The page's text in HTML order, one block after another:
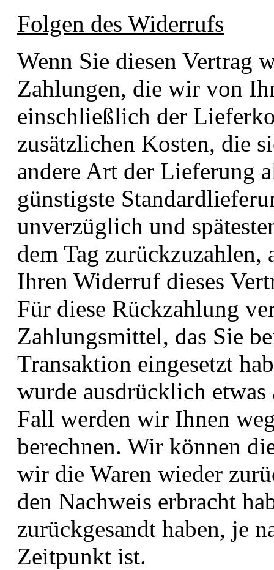
Folgen des Widerrufs
Wenn Sie diesen Vertrag
Zahlungen, die wir von
einschließlich der
zusätzlichen Kosten, die
andere Art der Lieferung
günstigste
unverzüglich und
dem Tag
Ihren Widerruf dieses
Für diese Rückzahlung
Zahlungsmittel, das Sie
Transaktion eingesetzt
wurde ausdrücklich
Fall werden wir Ihnen
berechnen. Wir können
wir die Waren wieder
den Nachweis erbracht
zurückgesandt haben, je
Zeitpunkt ist.